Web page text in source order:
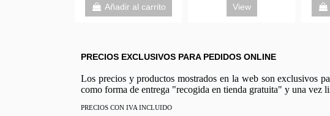
Añadir al carrito
PRECIOS EXCLUSIVOS PARA PEDIDOS ONLINE
Los precios y productos mostrados en la web son exclusivos
como forma de entrega "recogida en tienda gratuita" y una vez
PRECIOS CON IVA INCLUIDO